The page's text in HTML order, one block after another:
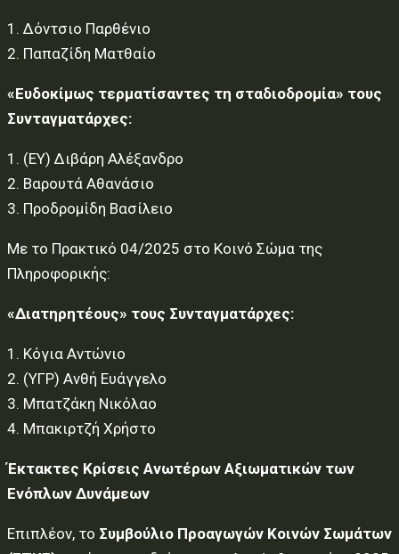
1. Δόντσιο Παρθένιο
2. Παπαζίδη Ματθαίο
«Ευδοκίμως τερματίσαντες τη σταδιοδρομία» τους
Συνταγματάρχες:
1. (ΕΥ) Διβάρη Αλέξανδρο
2. Βαρουτά Αθανάσιο
3. Προδρομίδη Βασίλειο
Με το Πρακτικό 04/2025 στο Κοινό Σώμα της
Πληροφορικής:
«Διατηρητέους» τους Συνταγματάρχες:
1. Κόγια Αντώνιο
2. (ΥΓΡ) Ανθή Ευάγγελο
3. Μπατζάκη Νικόλαο
4. Μπακιρτζή Χρήστο
Έκτακτες Κρίσεις Ανωτέρων Αξιωματικών των
Ενόπλων Δυνάμεων
Επιπλέον, το Συμβούλιο Προαγωγών Κοινών Σωμάτων